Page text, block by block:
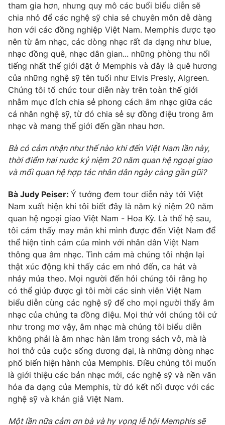
THỜI BÁO VTV
Theo dõi báo trên
Cơ quan chủ quản:Đài Truyền hình Việt Nam
Cơ quan báo chí:Thời báo VTV
Giấy phép hoạt động báo in và báo điện tử số 483/GP-BTTTT
Tổng Biên tập:Vũ Thanh Thủy
Phó Tổng Biên tập:
Nguyễn Thị Mỹ Hạnh, Phạm Quốc Thắng,
Nguyễn Trọng Ninh
Tổng đài VTV:024.38 355 931 - 024.38 355 932
Ðiện thoại Thời báo VTV: 024.66 897 897
Email: toasoan@vtv.vn
Liên hệ quảng cáo:024-7300.7108
® Cấm sao chép dưới mọi hình thức nếu không có sự chấp
thuận bằng văn bản. Ghi rõ nguồn VTV.vn khi phát hành lại
thông tin từ website này.
tham gia hơn, nhưng quy mô các buổi biểu diễn sẽ
chia nhỏ để các nghệ sỹ chia sẻ chuyên môn dễ dàng
hơn với các đồng nghiệp Việt Nam. Memphis được tạo
nên từ âm nhạc, các dòng nhạc rất đa dạng như blue,
nhạc đồng quê, nhạc dân gian... những phòng thu nổi
tiếng nhất thế giới đặt ở Memphis và đây là quê hương
của những nghệ sỹ tên tuổi như Elvis Presly, Algreen.
Chúng tôi tổ chức tour diễn này trên toàn thế giới
nhằm mục đích chia sẻ phong cách âm nhạc giữa các
cá nhân nghệ sỹ, từ đó chia sẻ sự đồng điệu trong âm
nhạc và mang thế giới đến gần nhau hơn.
Bà có cảm nhận như thế nào khi đến Việt Nam lần này,
thời điểm hai nước kỷ niệm 20 năm quan hệ ngoại giao
và mối quan hệ hợp tác nhân dân ngày càng gần gũi?
Bà Judy Peiser: Ý tưởng đem tour diễn này tới Việt
Nam xuất hiện khi tôi biết đây là năm kỷ niệm 20 năm
quan hệ ngoại giao Việt Nam - Hoa Kỳ. Là thế hệ sau,
tôi cảm thấy may mắn khi mình được đến Việt Nam để
thể hiện tình cảm của mình với nhân dân Việt Nam
thông qua âm nhạc. Tình cảm mà chúng tôi nhận lại
thật xúc động khi thấy các em nhỏ đến, ca hát và
nhảy múa theo. Mọi người đến hỏi chúng tôi rằng họ
có thể giúp được gì tôi mời các sinh viên Việt Nam
biểu diễn cùng các nghệ sỹ để cho mọi người thấy âm
nhạc của chúng ta đồng điệu. Mọi thứ với chúng tôi cứ
như trong mơ vậy, âm nhạc mà chúng tôi biểu diễn
không phải là âm nhạc hàn lâm trong sách vở, mà là
hơi thở của cuộc sống đương đại, là những dòng nhạc
phổ biến hiện hành của Memphis. Điều chúng tôi muốn
là giới thiệu các bản nhạc mới, các nghệ sỹ và nền văn
hóa đa dạng của Memphis, từ đó kết nối được với các
nghệ sỹ và khán giả Việt Nam.
Một lần nữa cảm ơn bà và hy vọng lễ hội Memphis sẽ